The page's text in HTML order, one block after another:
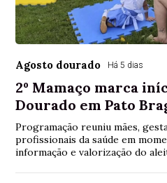
Agosto dourado Há 5 dias
2º Mamaço marca
Dourado em Pato
Programação reuniu mães,
profissionais da saúde em
informação e valorização do